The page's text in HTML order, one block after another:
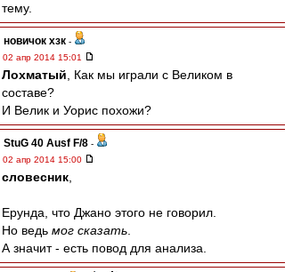
тему.
новичок хзк -
02 апр 2014 15:01
Лохматый , Как мы играли с Великом в
составе?
И Велик и Уорис похожи?
StuG 40 Ausf F/8 -
02 апр 2014 15:00
словесник
Ерунда, что Джано этого не говорил.
Но ведь мог сказать
А значит - есть повод для анализа.